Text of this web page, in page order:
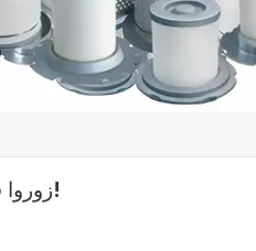
زوروا فلتر كول ووركس الخاص بنا مرة أخرى! لا تهربوا، اللقاء مصيري!